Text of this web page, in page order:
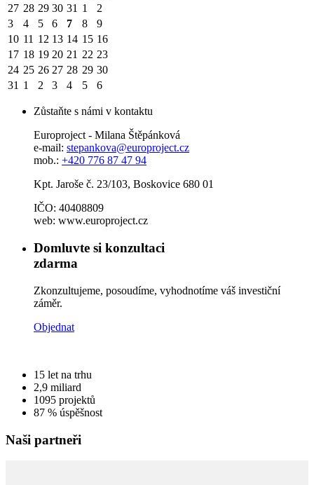
27 28 29 30 31 1
2
3
4 5 6 7 8
9
10 11 12 13 14 15 16
17 18 19 20 21 22 23
24 25 26 27 28 29 30
31 1 2 3 4 5 6
Zůstaňte s námi v kontaktu
Europroject - Milana Štěpánková
e-mail: stepankova@europroject.cz
mob.: +420 776 87 47 94
Kpt. Jaroše č. 23/103, Boskovice 680 01
IČO: 40408809
web: www.europroject.cz
Domluvte si konzultaci
zdarma
Zkonzultujeme, posoudíme, vyhodnotíme váš investiční
záměr.
Objednat
15 let na trhu
2,9 miliard
1095 projektů
87 % úspěšnost
Naši partneři